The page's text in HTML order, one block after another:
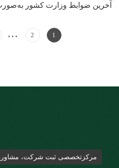
آخرین ضوابط وزارت کشور
1
2
…
مرکزتخصصی ثبت شرکت، مشاوره